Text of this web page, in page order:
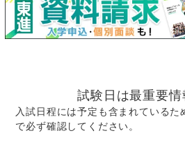
試験日は最重要情
入試日程には予定も含まれている
で必ず確認してください。